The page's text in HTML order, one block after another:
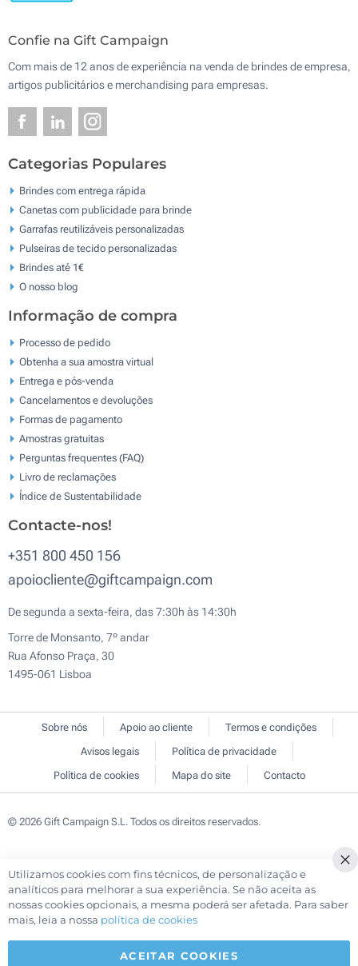
Confie na Gift Campaign
Com mais de 12 anos de experiência na venda de brindes de empresa,
artigos publicitários e merchandising para empresas.
Categorias Populares
Brindes com entrega rápida
Canetas com publicidade para brinde
Garrafas reutilizáveis personalizadas
Pulseiras de tecido personalizadas
Brindes até 1€
O nosso blog
Informação de compra
Processo de pedido
Obtenha a sua amostra virtual
Entrega e pós-venda
Cancelamentos e devoluções
Formas de pagamento
Amostras gratuitas
Perguntas frequentes (FAQ)
Livro de reclamaçōes
Índice de Sustentabilidade
Contacte-nos!
+351 800 450 156
apoiocliente@giftcampaign.com
De segunda a sexta-feira, das 7:30h às 14:30h
Torre de Monsanto, 7º andar
Rua Afonso Praça, 30
1495-061 Lisboa
Sobre nós Apoio ao cliente
Termos e condições
Avisos legais
Política de privacidade
Política de cookies
Mapa do site Contacto
© 2026 Gift Campaign S.L. Todos os direitos reservados.
Utilizamos cookies com fins técnicos, de personalização e
analíticos para melhorar a sua experiência. Se não aceita as
nossas cookies opcionais, a mesma poderá ser afetada. Para saber
mais, leia a nossa política de cookies
ACEITAR COOKIES